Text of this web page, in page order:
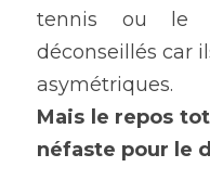
tennis ou le
déconseillés car
asymétriques.
Mais le repos
néfaste pour le